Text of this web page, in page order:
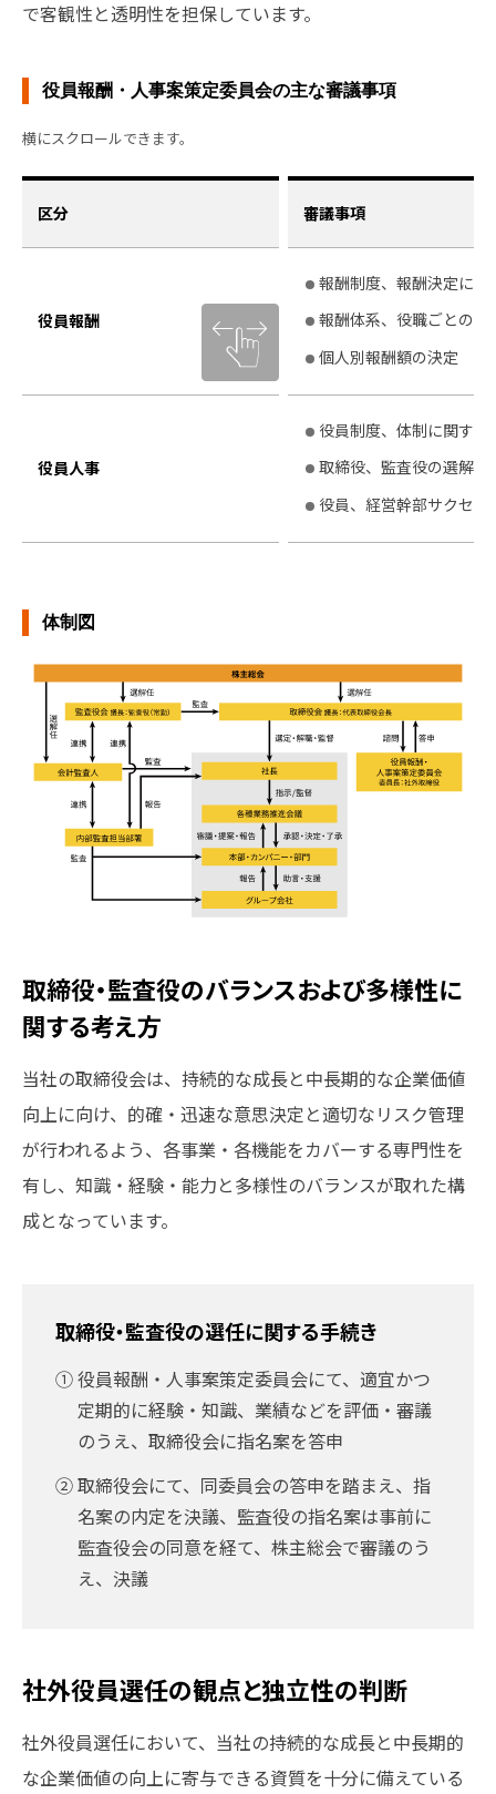
で客観性と透明性を担保しています。
役員報酬・人事案策定委員会の主な審議事項
区分 審議事項
役員報酬
報酬制度、報酬決定に関
報酬体系、役職ごとの支
個人別報酬額の決定
役員人事
役員制度、体制に関する
取締役、監査役の選解
役員、経営幹部サクセッ
体制図
取締役・監査役のバランスおよび多様性に
関する考え方
当社の取締役会は、持続的な成長と中長期的な企業価値
向上に向け、的確・迅速な意思決定と適切なリスク管理
が行われるよう、各事業・各機能をカバーする専門性を
有し、知識・経験・能力と多様性のバランスが取れた構
成となっています。
取締役・監査役の選任に関する手続き
①役員報酬・人事案策定委員会にて、適宜かつ
定期的に経験・知識、業績などを評価・審議
のうえ、取締役会に指名案を答申
②取締役会にて、同委員会の答申を踏まえ、指
名案の内定を決議、監査役の指名案は事前に
監査役会の同意を経て、株主総会で審議のう
え、決議
社外役員選任の観点と独立性の判断
社外役員選任において、当社の持続的な成長と中長期的
な企業価値の向上に寄与できる資質を十分に備えている